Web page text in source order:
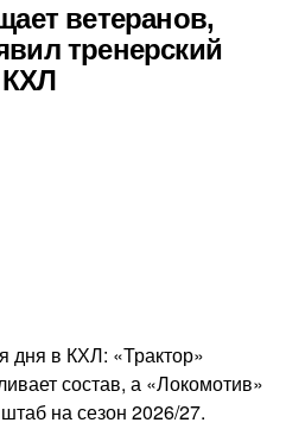
ветеранов,
тренерский
КХЛ
дня в КХЛ: «Трактор»
состав, а «Локомотив»
на сезон 2026/27.